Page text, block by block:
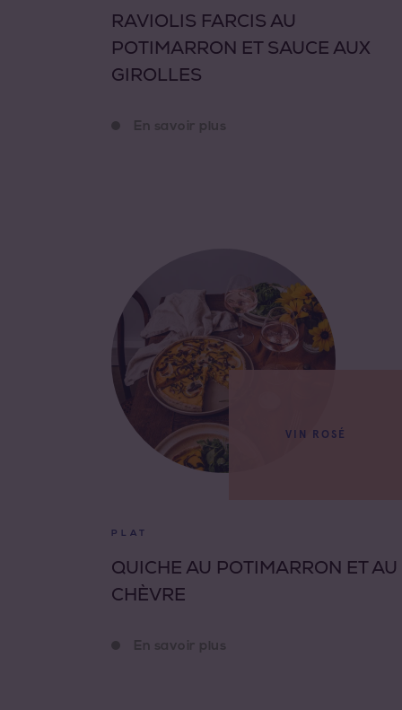
RAVIOLIS FARCIS AU
POTIMARRON ET SAUCE AUX
GIROLLES
En savoir plus
VIN ROSÉ
PLAT
QUICHE AU POTIMARRON ET AU
CHÈVRE
En savoir plus